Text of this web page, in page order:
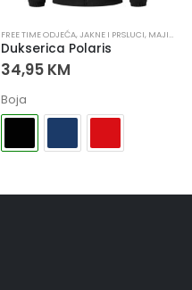
,RADNE JAKNE
FREE TIME ODJEĆA,JAKNE I PRSLUCI, MAJICE I DUKSERICE
Dukserica Polaris
34,95 KM
Boja